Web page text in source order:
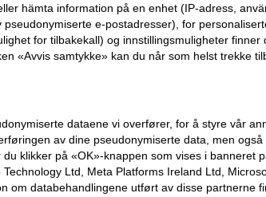
hämta information på en enhet (IP-adress,
e-postadresser), for
for tilbakekall) og innstillingsmuligheter finner
«Avvis samtykke» kan du når som helst trekke
dataene vi overfører, for å styre vår
av dine pseudonymiserte data, men
klikker på «OK»-knappen som vises i banneret
Ltd, Meta Platforms Ireland Ltd,
om databehandlingene utført av disse partnerne